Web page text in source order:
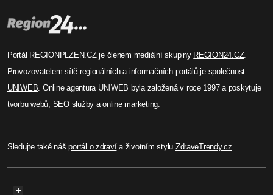
Portál REGIONPLZEN.CZ je členem mediální skupiny REGION24.CZ.
Provozovatelem sítě regionálních a informačních portálů je společnost
UNIWEB. Online agentura UNIWEB byla založená v roce 1997 a poskytuje
tvorbu webů, SEO služby a online marketing.
Sledujte také nášportál o zdravía životním stylu ZdraveTrendy.cz.
+